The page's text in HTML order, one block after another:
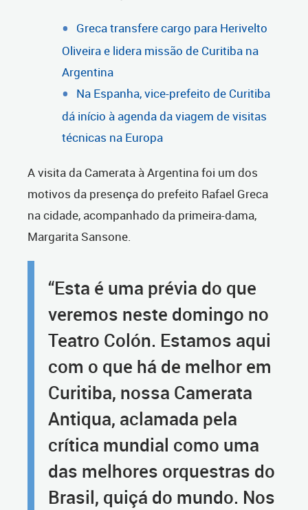
Greca transfere cargo para Herivelto
Oliveira e lidera missão de Curitiba na
Argentina
Na Espanha, vice-prefeito de Curitiba
dá início à agenda da viagem de visitas
técnicas na Europa
A visita da Camerata à Argentina foi um dos
motivos da presença do prefeito Rafael Greca
na cidade, acompanhado da primeira-dama,
Margarita Sansone.
“Esta é uma prévia do que
veremos neste domingo no
Teatro Colón. Estamos aqui
com o que há de melhor em
Curitiba, nossa Camerata
Antiqua, aclamada pela
crítica mundial como uma
das melhores orquestras do
Brasil, quiçá do mundo. Nos